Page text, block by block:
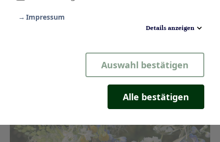
Impressum
Details anzeigen
Auswahl bestätigen
Alle bestätigen
Mediterranes Flair trifft auf verspielte